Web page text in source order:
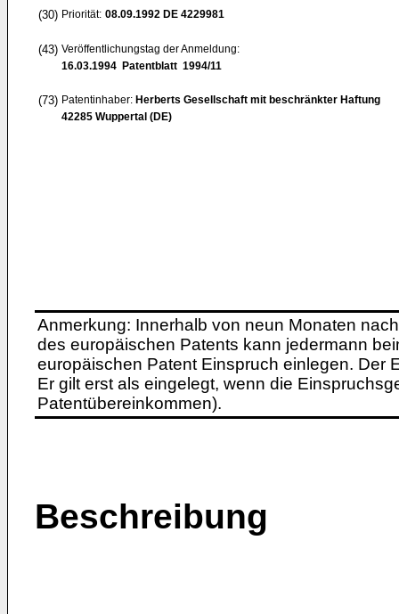
(30) Priorität: 08.09.1992 DE 4229981
(43) Veröffentlichungstag der Anmeldung:
16.03.1994 Patentblatt 1994/11
(73) Patentinhaber: Herberts Gesellschaft mit beschränkter Haftung
42285 Wuppertal (DE)
Anmerkung: Innerhalb von neun Monaten
des europäischen Patents kann jedermann
europäischen Patent Einspruch einlegen. Der
Er gilt erst als eingelegt, wenn die
Patentübereinkommen).
Beschreibung